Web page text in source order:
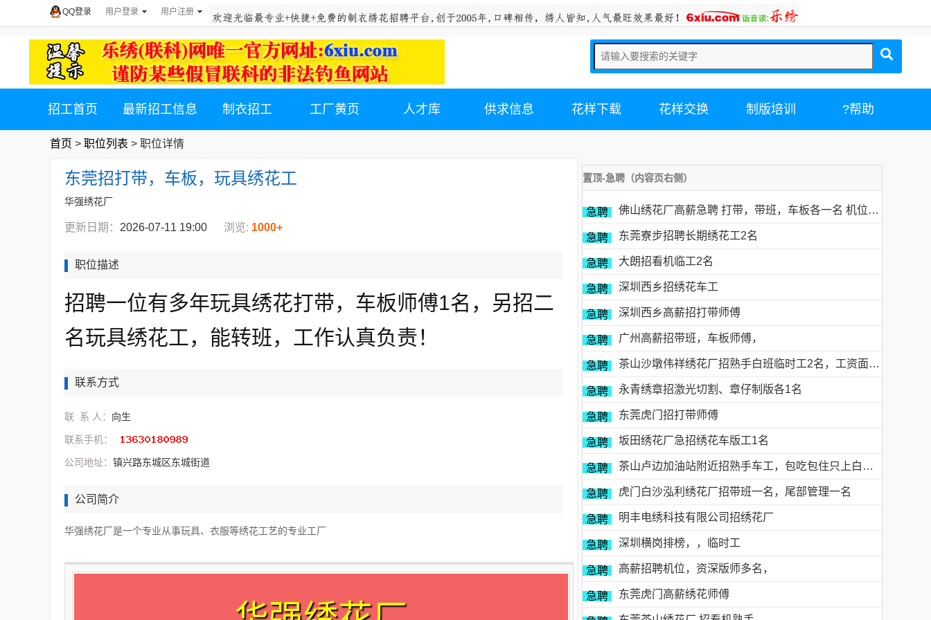
用户登录 用户注册
QQ登录
招工首页 最新招工信息 制衣招工 工厂黄页 人才库 供求信息 花样下载 花样交换 制版培训 ?帮助
首页 > 职位列表 > 职位详情
东莞招打带，车板，玩具绣花工
华强绣花厂
更新日期： 2026-07-11 19:00 浏览: 1000+
职位描述
招聘一位有多年玩具绣花打带，车板师傅1名，另招二
名玩具绣花工，能转班，工作认真负责！
联系方式
联 系 人： 向生
联系手机：
公司地址： 镇兴路东城区东城街道
公司简介
华强绣花厂是一个专业从事玩具、衣服等绣花工艺的专业工厂
置顶-急聘（内容页右侧）
急聘 佛山绣花厂高薪急聘 打带，带班，车板各一名 机位多名
急聘 东莞寮步招聘长期绣花工2名
急聘 大朗招看机临工2名
急聘 深圳西乡招绣花车工
急聘 深圳西乡高薪招打带师傅
急聘 广州高薪招带班，车板师傅，
急聘 茶山沙墩伟祥绣花厂招熟手白班临时工2名，工资面议，包吃住有的请电18676754153黎生
急聘 永青绣章招激光切割、章仔制版各1名
急聘 东莞虎门招打带师傅
急聘 坂田绣花厂急招绣花车版工1名
急聘 茶山卢边加油站附近招熟手车工，包吃包住只上白班，工资面议有的请电德胜13546915117
急聘 虎门白沙泓利绣花厂招带班一名，尾部管理一名
急聘 明丰电绣科技有限公司招绣花厂
急聘 深圳横岗排榜，，临时工
急聘 高薪招聘机位，资深版师多名，
急聘 东莞虎门高薪绣花师傅